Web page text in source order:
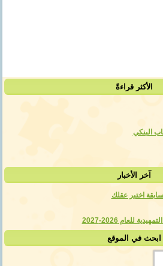
الأكثر قراءةً
البنكي
آخر الأخبار
اختبر عقلك
للعام 2026-2027
ابحث في الموقع